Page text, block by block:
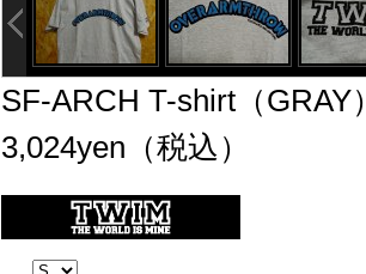
SF-ARCH T-shirt（GRAY）
3,024yen（税込）